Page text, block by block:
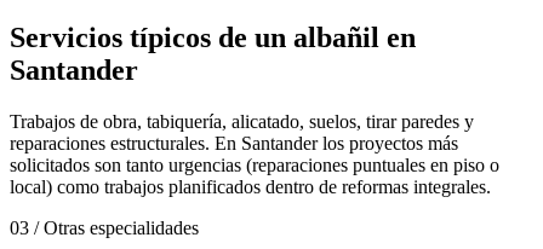
Servicios típicos de un albañil en
Santander
Trabajos de obra, tabiquería, alicatado, suelos, tirar paredes y
reparaciones estructurales. En Santander los proyectos más
solicitados son tanto urgencias (reparaciones puntuales en piso o
local) como trabajos planificados dentro de reformas integrales.
03 /Otras especialidades